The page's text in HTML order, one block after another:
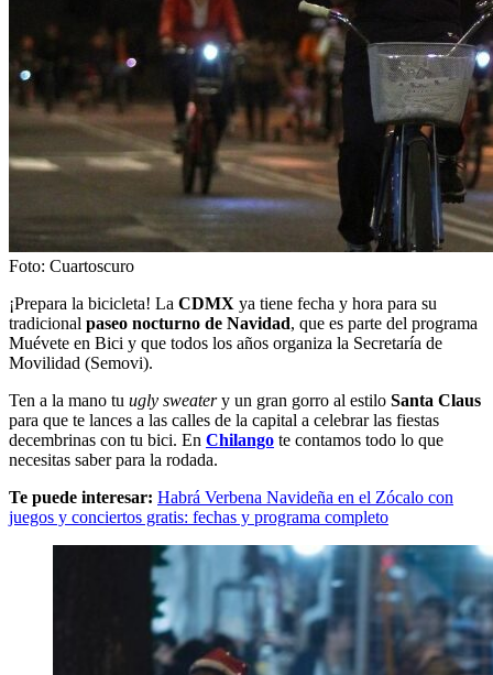
Foto: Cuartoscuro
¡Prepara la bicicleta! La CDMX ya tiene fecha y hora para su
tradicional paseo nocturno de Navidad, que es parte del programa
Muévete en Bici y que todos los años organiza la Secretaría de
Movilidad (Semovi).
Ten a la mano tu ugly sweatery un gran gorro al estilo Santa Claus
para que te lances a las calles de la capital a celebrar las fiestas
decembrinas con tu bici. En Chilango te contamos todo lo que
necesitas saber para la rodada.
Te puede interesar: Habrá Verbena Navideña en el Zócalo con
juegos y conciertos gratis: fechas y programa completo